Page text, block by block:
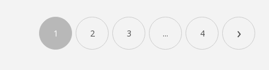
2éme étage arrière (libre le 1er août) : chambre de 15 m2
meublée, : cadre de lit et sommier (sans matelas), bureau, chaise
de bureau, étagère, garde robe. 1er étage arrière (libre le 1er
1 2 3 ... 4 ›